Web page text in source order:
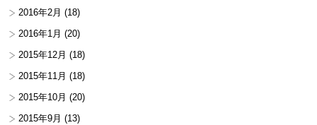
2016年2月 (18)
2016年1月 (20)
2015年12月 (18)
2015年11月 (18)
2015年10月 (20)
2015年9月 (13)